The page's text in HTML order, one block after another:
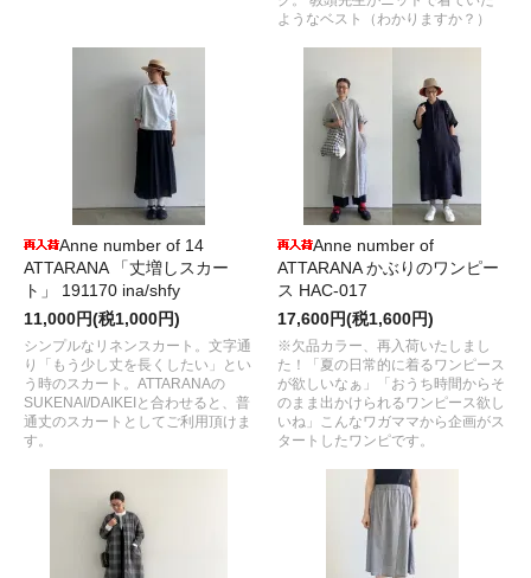
ようなベスト（わかりますか？）
Anne number of 14
ATTARANA 「丈増しスカー
ト」 191170 ina/shfy
11,000円(税1,000円)
シンプルなリネンスカート。文字通
り「もう少し丈を長くしたい」とい
う時のスカート。ATTARANAの
SUKENAI/DAIKEIと合わせると、普
通丈のスカートとしてご利用頂けま
す。
Anne number of
ATTARANA かぶりのワンピー
ス HAC-017
17,600円(税1,600円)
※欠品カラー、再入荷いたしまし
た！「夏の日常的に着るワンピース
が欲しいなぁ」「おうち時間からそ
のまま出かけられるワンピース欲し
いね」こんなワガママから企画がス
タートしたワンピです。